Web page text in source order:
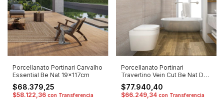
Porcellanato Portinari Carvalho
Essential Be Nat 19x117cm
$68.379,25
$58.122,36 con Transferencia
Porcellanato Portinari
Travertino Vein Cut Be Nat DD
120x120cm
$77.940,40
$66.249,34 con Transferencia